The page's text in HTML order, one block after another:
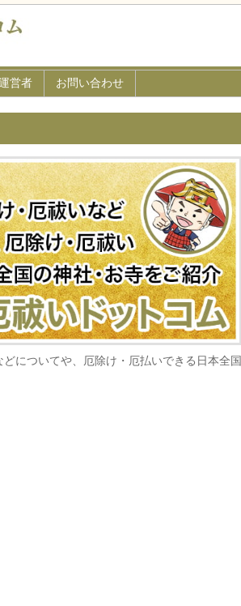
についてや、厄除け・厄払いできる日本全国
営者 お問い合わせ